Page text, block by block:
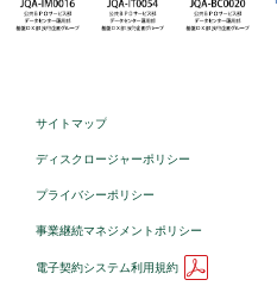
サイトマップ
ディスクロージャーポリシー
プライバシーポリシー
事業継続マネジメントポリシー
電子契約システム利用規約